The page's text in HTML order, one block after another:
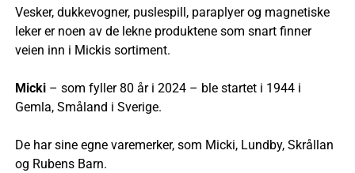
Vesker, dukkevogner, puslespill, paraplyer og magnetiske
leker er noen av de lekne produktene som snart finner
veien inn i Mickis sortiment.
Micki – som fyller 80 år i 2024 – ble startet i 1944 i
Gemla, Småland i Sverige.
De har sine egne varemerker, som Micki, Lundby, Skrållan
og Rubens Barn.